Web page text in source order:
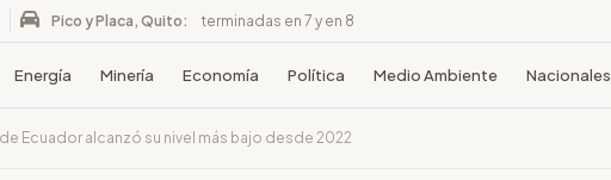
Pico y Placa, Quito: terminadas en 7 y en 8
Energía Minería Economía Política Medio Ambiente Nacionales
Ecuador alcanzó su nivel más bajo desde 2022